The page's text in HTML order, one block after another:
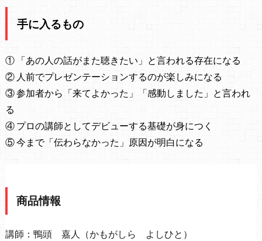
手に入るもの
① 「あの人の話がまた聴きたい」と言われる存在になる
② 人前でプレゼンテーションするのが楽しみになる
③ 参加者から「来てよかった」「感動しました」と言われ
る
④ プロの講師としてデビューする基礎が身につく
⑤ 今まで「伝わらなかった」原因が明白になる
商品情報
講師：鴨頭 嘉人（かもがしら よしひと）